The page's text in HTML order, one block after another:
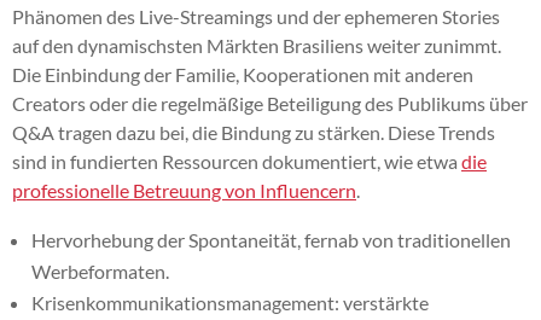
Phänomen des Live-Streamings und der ephemeren Stories
auf den dynamischsten Märkten Brasiliens weiter zunimmt.
Die Einbindung der Familie, Kooperationen mit anderen
Creators oder die regelmäßige Beteiligung des Publikums über
Q&A tragen dazu bei, die Bindung zu stärken. Diese Trends
sind in fundierten Ressourcen dokumentiert, wie etwa die
professionelle Betreuung von Influencern
Hervorhebung der Spontaneität, fernab von traditionellen
Werbeformaten.
Krisenkommunikationsmanagement: verstärkte